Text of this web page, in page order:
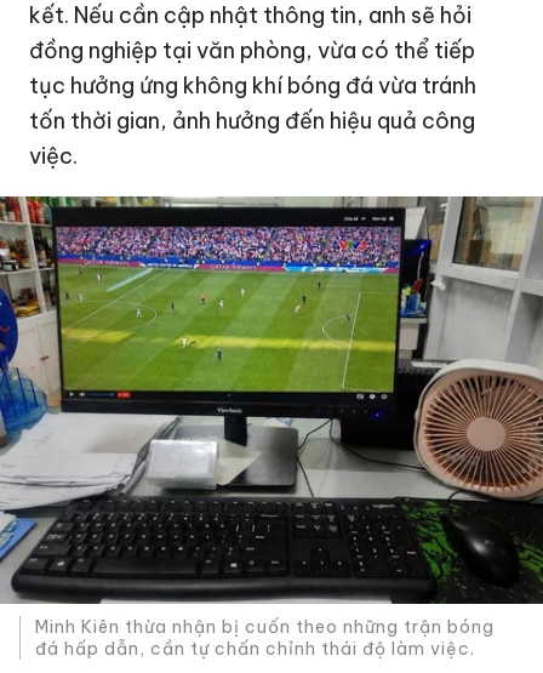
kết. Nếu cần cập nhật thông tin, anh sẽ hỏi
đồng nghiệp tại văn phòng, vừa có thể tiếp
tục hưởng ứng không khí bóng đá vừa tránh
tốn thời gian, ảnh hưởng đến hiệu quả công
việc.
Minh Kiên thừa nhận bị cuốn theo những trận bóng
đá hấp dẫn, cần tự chấn chỉnh thái độ làm việc.